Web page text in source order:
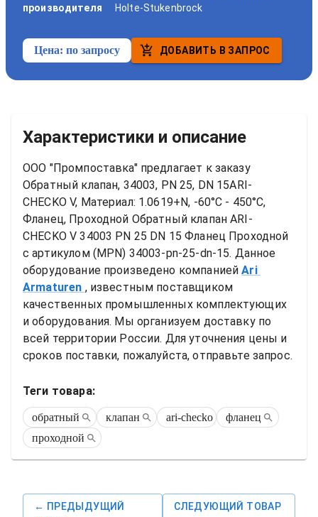
производителя
Holte-Stukenbrock
Цена: по запросу ДОБАВИТЬ В ЗАПРОС
Характеристики и описание
ООО "Промпоставка" предлагает к заказу
Обратный клапан, 34003, PN 25, DN 15ARI-
CHECKO V, Материал: 1.0619+N, -60°C - 450°C,
Фланец, Проходной Обратный клапан ARI-
CHECKO V 34003 PN 25 DN 15 Фланец Проходной
с артикулом (MPN) 34003-pn-25-dn-15. Данное
оборудование произведено компанией Ari
Armaturen , известным поставщиком
качественных промышленных комплектующих
и оборудования. Мы организуем доставку по
всей территории России. Для уточнения цены и
сроков поставки, пожалуйста, отправьте запрос.
Теги товара:
обратный клапан ari-checko
фланец
проходной
← ПРЕДЫДУЩИЙ
СЛЕДУЮЩИЙ ТОВАР